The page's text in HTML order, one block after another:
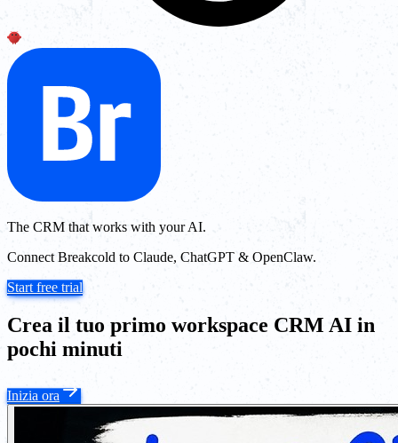
The CRM that works with your AI.
Connect Breakcold to Claude, ChatGPT & OpenClaw.
Start free trial
Crea il tuo primo workspace CRM AI in
pochi minuti
Inizia ora